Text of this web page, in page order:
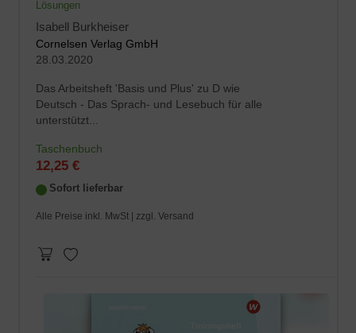
Lösungen
Isabell Burkheiser
Cornelsen Verlag GmbH
28.03.2020
Das Arbeitsheft 'Basis und Plus' zu D wie
Deutsch - Das Sprach- und Lesebuch für alle
unterstützt...
Taschenbuch
12,25 €
Sofort lieferbar
Alle Preise inkl. MwSt | zzgl. Versand